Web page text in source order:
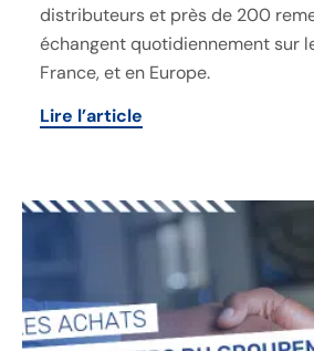
distributeurs et près de 200
échangent quotidiennement sur
France, et en Europe.
Lire l’article